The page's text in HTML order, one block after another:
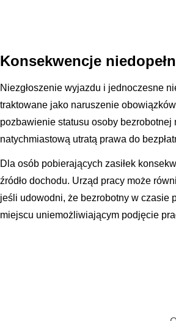
Konsekwencje
Niezgłoszenie wyjazdu i jednoczesne
traktowane jako naruszenie
pozbawienie statusu osoby
natychmiastową utratą prawa do
Dla osób pobierających zasiłek
źródło dochodu. Urząd pracy może
jeśli udowodni, że bezrobotny w czasie
miejscu uniemożliwiającym podjęcie